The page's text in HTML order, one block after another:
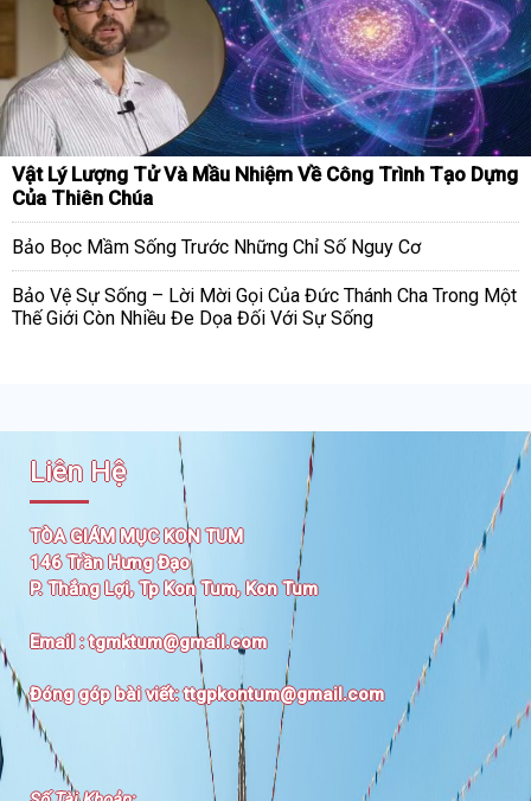
Vật Lý Lượng Tử Và Mầu Nhiệm Về Công Trình Tạo Dựng
Của Thiên Chúa
Bảo Bọc Mầm Sống Trước Những Chỉ Số Nguy Cơ
Bảo Vệ Sự Sống – Lời Mời Gọi Của Đức Thánh Cha Trong Một
Thế Giới Còn Nhiều Đe Dọa Đối Với Sự Sống
Liên Hệ
TÒA GIÁM MỤC KON TUM
146 Trần Hưng Đạo
P. Thắng Lợi, Tp Kon Tum, Kon Tum
Email :tgmktum@gmail.com
Đóng góp bài viết:ttgpkontum@gmail.com